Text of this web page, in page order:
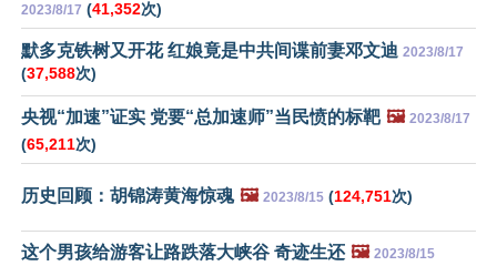
2023/8/17 (41,352次)
默多克铁树又开花 红娘竟是中共间谍前妻邓文迪 2023/8/17
(37,588次)
央视“加速”证实 党要“总加速师”当民愤的标靶 🖼️ 2023/8/17
(65,211次)
历史回顾：胡锦涛黄海惊魂 🖼️ 2023/8/15 (124,751次)
这个男孩给游客让路跌落大峡谷 奇迹生还 🖼️ 2023/8/15